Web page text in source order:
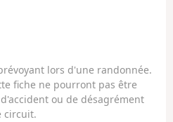
lors d'une randonnée.
fiche ne pourront pas être
ou de désagrément
circuit.